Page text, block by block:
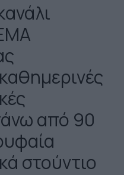
από 90
στούντιο